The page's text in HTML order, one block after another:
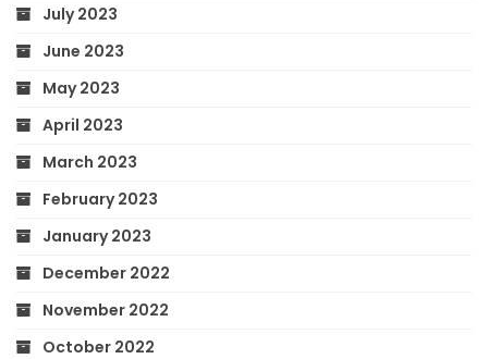
July 2023
June 2023
May 2023
April 2023
March 2023
February 2023
January 2023
December 2022
November 2022
October 2022